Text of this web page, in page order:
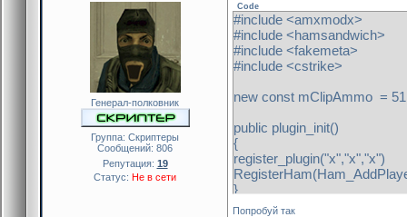
Генерал-полковник
Группа: Скриптеры
Сообщений: 806
Репутация: 19
Статус: Не в сети
Code
#include <amxmodx>
#include <hamsandwich>
#include <fakemeta>
#include <cstrike>
new const mClipAmmo = 51
public plugin_init()
{
register_plugin("x","x","x")
}
public event(id,idother)
Попробуй так